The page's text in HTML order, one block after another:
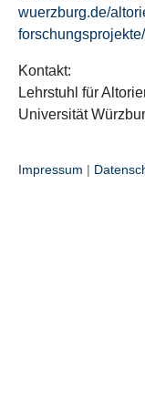
wuerzburg.de/
Kontakt:
Lehrstuhl für
Universität
Impressum |